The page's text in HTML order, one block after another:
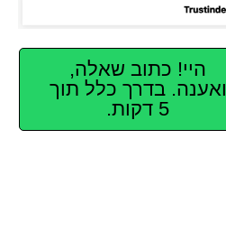
היי! כתוב שאלה,
ואענה. בדרך כלל תוך
5 דקות.